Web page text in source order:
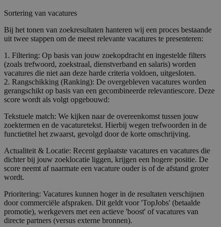
Sortering van vacatures
Bij het tonen van zoekresultaten hanteren wij een proces bestaande
uit twee stappen om de meest relevante vacatures te presenteren:
1. Filtering: Op basis van jouw zoekopdracht en ingestelde filters
(zoals trefwoord, zoekstraal, dienstverband en salaris) worden
vacatures die niet aan deze harde criteria voldoen, uitgesloten.
2. Rangschikking (Ranking): De overgebleven vacatures worden
gerangschikt op basis van een gecombineerde relevantiescore. Deze
score wordt als volgt opgebouwd:
Tekstuele match: We kijken naar de overeenkomst tussen jouw
zoektermen en de vacaturetekst. Hierbij wegen trefwoorden in de
functietitel het zwaarst, gevolgd door de korte omschrijving.
Actualiteit & Locatie: Recent geplaatste vacatures en vacatures die
dichter bij jouw zoeklocatie liggen, krijgen een hogere positie. De
score neemt af naarmate een vacature ouder is of de afstand groter
wordt.
Prioritering: Vacatures kunnen hoger in de resultaten verschijnen
door commerciële afspraken. Dit geldt voor 'TopJobs' (betaalde
promotie), werkgevers met een actieve 'boost' of vacatures van
directe partners (versus externe bronnen).